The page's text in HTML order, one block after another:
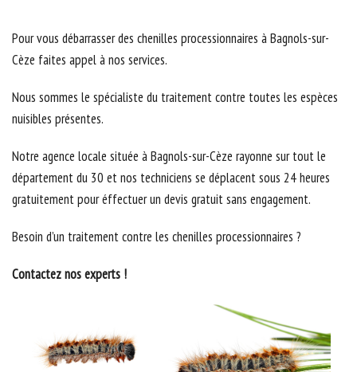
Pour vous débarrasser des chenilles processionnaires à Bagnols-sur-
Cèze faites appel à nos services.
Nous sommes le spécialiste du traitement contre toutes les espèces
nuisibles présentes.
Notre agence locale située à Bagnols-sur-Cèze rayonne sur tout le
département du 30 et nos techniciens se déplacent sous 24 heures
gratuitement pour éffectuer un devis gratuit sans engagement.
Besoin d’un traitement contre les chenilles processionnaires ?
Contactez nos experts !